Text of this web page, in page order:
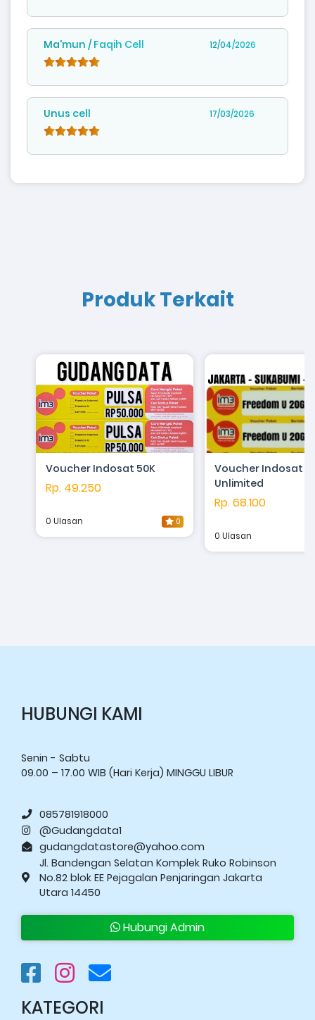
Ma'mun / Faqih Cell 12/04/2026
Unus cell 17/03/2026
Produk Terkait
Voucher Indosat 50K
Rp. 49.250
0 Ulasan 0
Voucher Indosat
Unlimited
Rp. 68.100
0 Ulasan
HUBUNGI KAMI
Senin - Sabtu
09.00 – 17.00 WIB (Hari Kerja) MINGGU LIBUR
085781918000
@Gudangdata1
gudangdatastore@yahoo.com
Jl. Bandengan Selatan Komplek Ruko Robinson
No.82 blok EE Pejagalan Penjaringan Jakarta
Utara 14450
Hubungi Admin
KATEGORI